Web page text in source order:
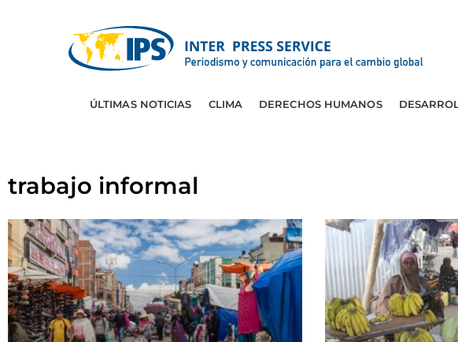
ÚLTIMAS NOTICIAS CLIMA DERECHOS HUMANOS
trabajo informal